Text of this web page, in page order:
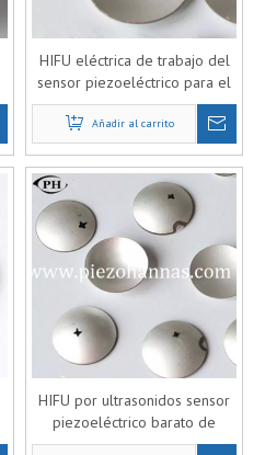
HIFU eléctrica de trabajo del
sensor piezoeléctrico para el
precio de la belleza
Añadir al carrito
HIFU por ultrasonidos sensor
piezoeléctrico barato de
trabajo para la industria